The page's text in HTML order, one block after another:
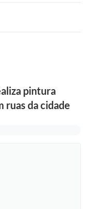
pintura
ruas da cidade